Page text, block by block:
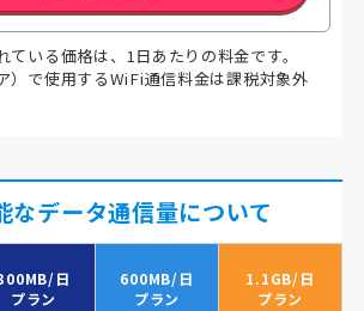
ている価格は、1日あたりの料金です。
）で使用するWiFi通信料金は課税対象外
なデータ通信量について
日
プラン
600MB/日
プラン
1.1GB/日
プラン